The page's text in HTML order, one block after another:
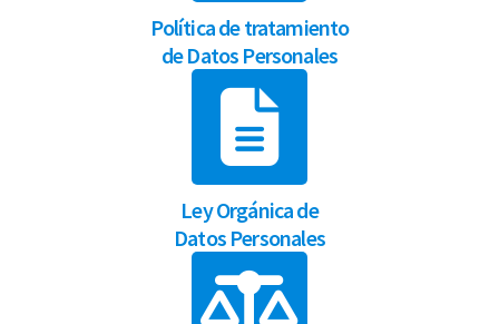
Política de tratamiento
de Datos Personales
Ley Orgánica de
Datos Personales